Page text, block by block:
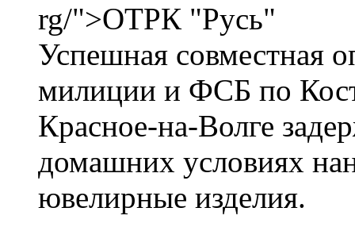
rg/">ОТРК "Русь"
Успешная совместная
милиции и ФСБ по
Красное-на-Волге
домашних условиях
ювелирные изделия.